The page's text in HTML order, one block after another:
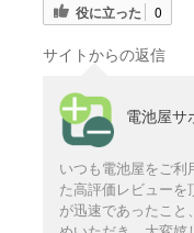
役に立った 0
サイトからの返信
電池屋サ
いつも電池屋をご利
た高評価レビューを
が迅速であったこと